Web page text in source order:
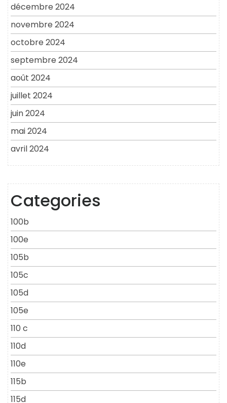
décembre 2024
novembre 2024
octobre 2024
septembre 2024
août 2024
juillet 2024
juin 2024
mai 2024
avril 2024
Categories
100b
100e
105b
105c
105d
105e
110 c
110d
110e
115b
115d